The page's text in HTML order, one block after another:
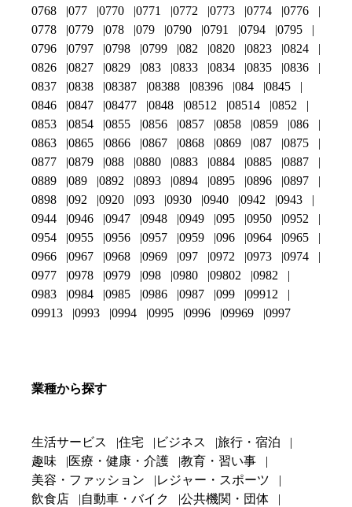
0768
077 0770 0771 0772 0773 0774
0776
0778
0779 078 079 0790 0791 0794
0795
0796
0797 0798 0799 082 0820 0823
0824
0826
0827 0829 083 0833 0834 0835
0836
0837
0838 08387 08388 08396 084
0845
0846
0847 08477 0848 08512 08514
0852
0853
0854 0855 0856 0857 0858 0859
086
0863
0865 0866 0867 0868 0869 087
0875
0877
0879 088 0880 0883 0884 0885
0887
0889
089 0892 0893 0894 0895 0896
0897
0898
092 0920 093 0930 0940 0942
0943
0944
0946 0947 0948 0949 095 0950
0952
0954
0955 0956 0957 0959 096 0964
0965
0966
0967 0968 0969 097 0972 0973
0974
0977
0978 0979 098 0980 09802
0982
0983
0984 0985 0986 0987 099
09912
09913
0993 0994 0995 0996 09969 0997
業種から探す
生活サービス 住宅 ビジネス
旅行・宿泊
趣味
医療・健康・介護
教育・習い事
美容・ファッション
レジャー・スポーツ
飲食店
自動車・バイク
公共機関・団体